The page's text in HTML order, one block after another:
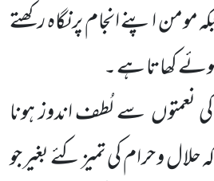
مومن اپنے انجام پر نگاہ رکھتے
کھاتا ہے ۔
نعمتوں سے لُطف اندوز ہونا
حلال و حرام کی تمیز کئے بغیر جو